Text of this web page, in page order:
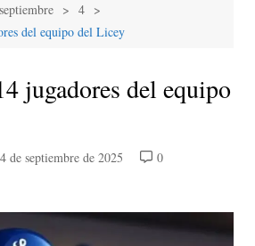
septiembre
4
del equipo del Licey
jugadores del equipo
4 de septiembre de 2025
0